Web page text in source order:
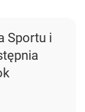
Sportu i